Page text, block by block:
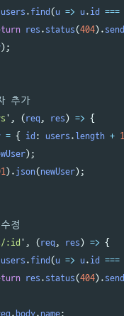
users . find (u => u . id ===
res .status(404).send
);
추가
' , ( req , res ) => {
= { id : users . length + 1
);
). json( newUser);
정
:id ' , ( req , res ) => {
users . find (u => u . id ===
res .status(404).send
. body. name;